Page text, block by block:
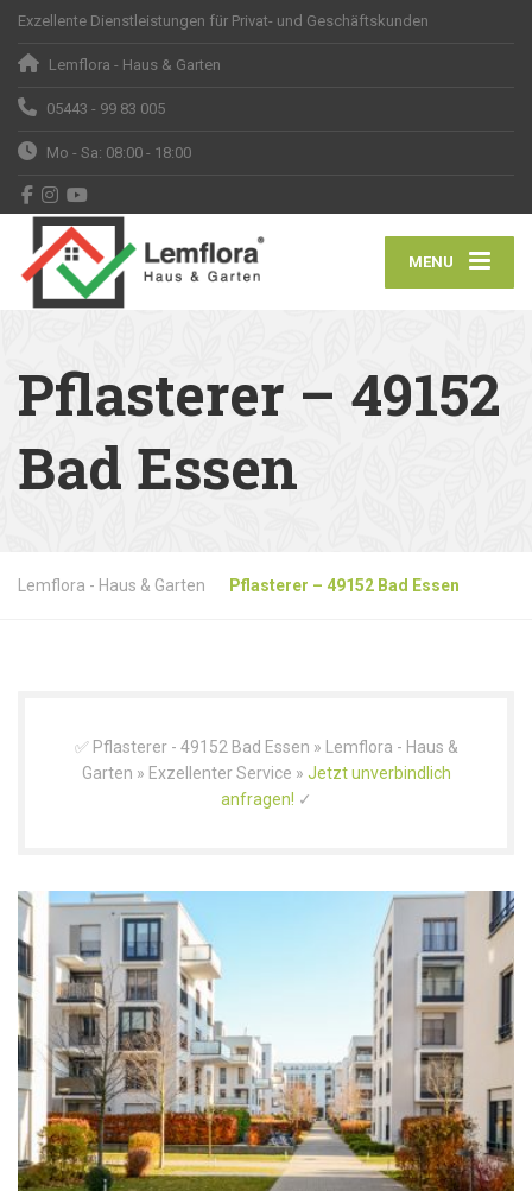
Exzellente Dienstleistungen für Privat- und Geschäftskunden
Lemflora - Haus & Garten
05443 - 99 83 005
Mo - Sa: 08:00 - 18:00
MENU
Pflasterer – 49152
Bad Essen
Lemflora - Haus & Garten Pflasterer – 49152 Bad Essen
✅ Pflasterer - 49152 Bad Essen » Lemflora - Haus &
Garten » Exzellenter Service » Jetzt unverbindlich
anfragen! ✓